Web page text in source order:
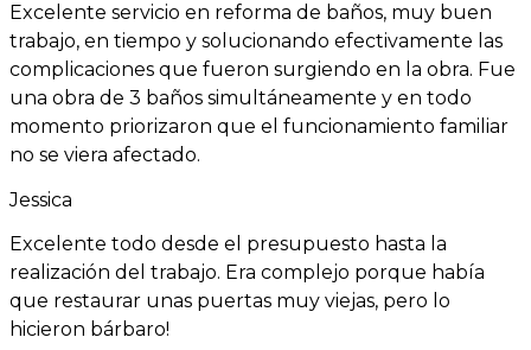
Excelente servicio en reforma de baños, muy buen
trabajo, en tiempo y solucionando efectivamente las
complicaciones que fueron surgiendo en la obra. Fue
una obra de 3 baños simultáneamente y en todo
momento priorizaron que el funcionamiento familiar
no se viera afectado.
Jessica
Excelente todo desde el presupuesto hasta la
realización del trabajo. Era complejo porque había
que restaurar unas puertas muy viejas, pero lo
hicieron bárbaro!